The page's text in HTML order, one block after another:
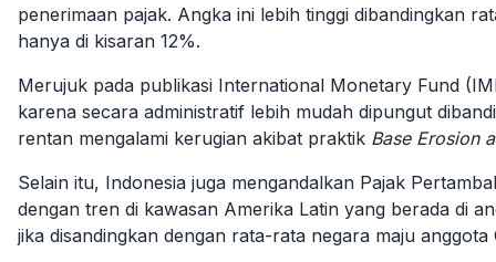
penerimaan pajak. Angka ini lebih tinggi dibandingkan
hanya di kisaran 12%.
Merujuk pada publikasi International Monetary Fund
karena secara administratif lebih mudah dipungut
rentan mengalami kerugian akibat praktik Base Erosion
Selain itu, Indonesia juga mengandalkan Pajak
dengan tren di kawasan Amerika Latin yang berada di
jika disandingkan dengan rata-rata negara maju